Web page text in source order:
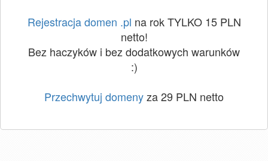
Rejestracja domen .pl na rok TYLKO 15 PLN
netto!
Bez haczyków i bez dodatkowych warunków
:)
Przechwytuj domenyza 29 PLN netto